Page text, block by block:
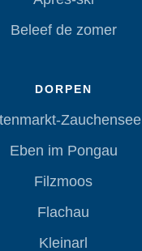
Beleef de zomer
DORPEN
Zauchensee
Eben im Pongau
Filzmoos
Flachau
Kleinarl